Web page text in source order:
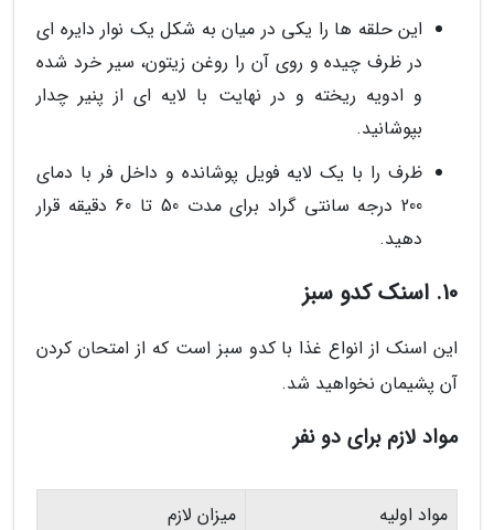
این حلقه ها را یکی در میان به شکل یک نوار دایره ای
در ظرف چیده و روی آن را روغن زیتون، سیر خرد شده
و ادویه ریخته و در نهایت با لایه ای از پنیر چدار
بپوشانید.
ظرف را با یک لایه فویل پوشانده و داخل فر با دمای
200 درجه سانتی گراد برای مدت 50 تا 60 دقیقه قرار
دهید.
10. اسنک کدو سبز
این اسنک از انواع غذا با کدو سبز است که از امتحان کردن
آن پشیمان نخواهید شد.
مواد لازم برای دو نفر
مواد اولیه
میزان لازم